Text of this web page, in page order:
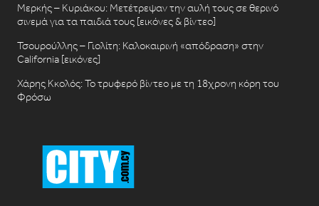
Μερκής – Κυριάκου: Μετέτρεψαν την αυλή τους σε θερινό
σινεμά για τα παιδιά τους [εικόνες & βίντεο]
Τσουρούλλης – Γιολίτη: Καλοκαιρινή «απόδραση» στην
California [εικόνες]
Χάρης Κκολός: Το τρυφερό βίντεο με τη 18χρονη κόρη του
Φρόσω